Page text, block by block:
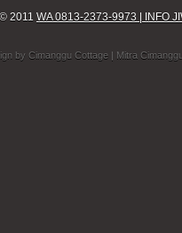
2011 WA 0813-2373-9973 | INFO
by Cimanggu Cottage| Mitra